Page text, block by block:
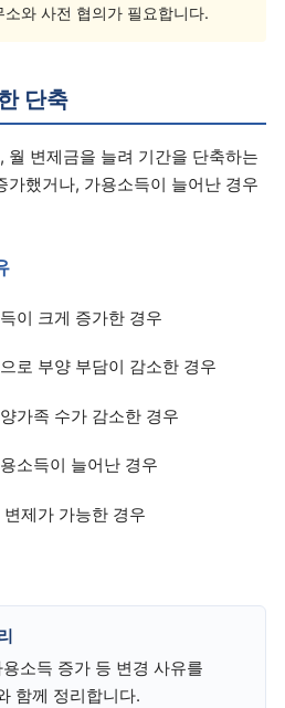
와 사전 협의가 필요합니다.
단축
월 변제금을 늘려 기간을 단축하는
가했거나, 가용소득이 늘어난 경우
이 크게 증가한 경우
로 부양 부담이 감소한 경우
가족 수가 감소한 경우
소득이 늘어난 경우
제가 가능한 경우
소득 증가 등 변경 사유를
함께 정리합니다.